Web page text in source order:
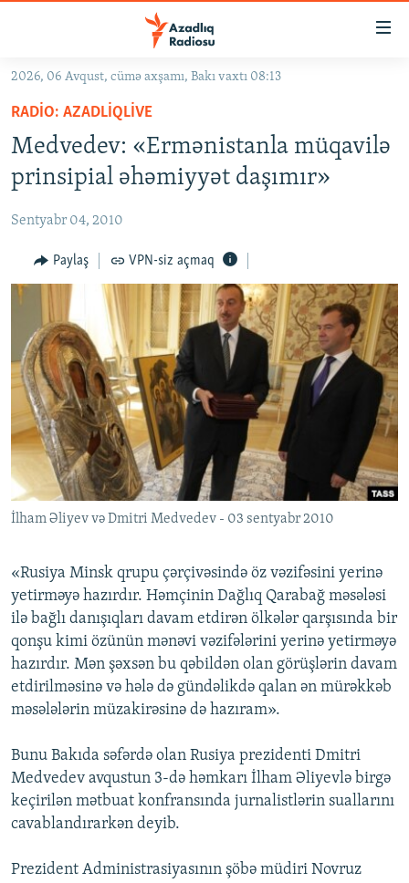
Əsas
qayıt
Əsas
naviqasiyaya
qayıt
Axtarışa
GÜNDƏM
#İZAHLA
KORRUPSIOMETR
#ƏSLINDƏ
FƏRQƏ BAX
QANUNI DOĞRU
ARAŞDIRMA
MULTIMEDIA
VIDEO
FOTOQALEREYA
İNFOQRAFIKA
KARIKATURA
RADIO ARXIV
OXU ZALI
AZƏRBAYCAN ƏDƏBIYYATI KITABXANASI
İSLAM VƏ DEMOKRATIYA
İZ - MƏDƏNIYYƏT PROQRAMI
HAQQIMIZDA
MISSIYAMIZ
PEŞƏ ETIKASI VƏ JURNALISTIKA STANDARTLARIMIZ
MATERIALLARIMIZDAN ISTIFADƏ
AZADLIQRADIOSU MOBIL TELEFONUNUZDA
XƏBƏR BÜLLETENLƏRIMIZ
BIZI IZLƏ
RFE/RL-in bütün saytları
2026, 06 Avqust, cümə axşamı, Bakı vaxtı 08:13
RADIO: AZADLIQLIVE
Medvedev: «Ermənistanla müqavilə
prinsipial əhəmiyyət daşımır»
Sentyabr 04, 2010
Paylaş VPN-siz açmaq
İlham Əliyev və Dmitri Medvedev - 03 sentyabr 2010
«Rusiya Minsk qrupu çərçivəsində öz vəzifəsini yerinə
yetirməyə hazırdır. Həmçinin Dağlıq Qarabağ məsələsi
ilə bağlı danışıqları davam etdirən ölkələr qarşısında bir
qonşu kimi özünün mənəvi vəzifələrini yerinə yetirməyə
hazırdır. Mən şəxsən bu qəbildən olan görüşlərin davam
etdirilməsinə və hələ də gündəlikdə qalan ən mürəkkəb
məsələlərin müzakirəsinə də hazıram».
Bunu Bakıda səfərdə olan Rusiya prezidenti Dmitri
Medvedev avqustun 3-də həmkarı İlham Əliyevlə birgə
keçirilən mətbuat konfransında jurnalistlərin suallarını
cavablandırarkən deyib.
Prezident Administrasiyasının şöbə müdiri Novruz